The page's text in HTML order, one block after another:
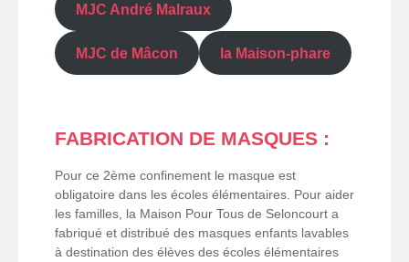
MJC André Malraux
MJC de Mâcon la Maison-phare
FABRICATION DE MASQUES :
Pour ce 2ème confinement le masque est
obligatoire dans les écoles élémentaires. Pour aider
les familles, la Maison Pour Tous de Seloncourt a
fabriqué et distribué des masques enfants lavables
à destination des élèves des écoles élémentaires